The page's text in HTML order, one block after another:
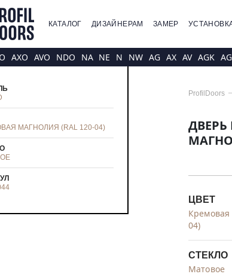
КАТАЛОГ ДИЗАЙНЕРАМ ЗАМЕР
AXO AVO NDO NA NE N NW AG AX AV AGK
МАГНОЛИЯ (RAL 120-04)
ProfilDoors
ДВЕРЬ
ЦВЕТ
Кремовая
04)
СТЕКЛО
Матовое